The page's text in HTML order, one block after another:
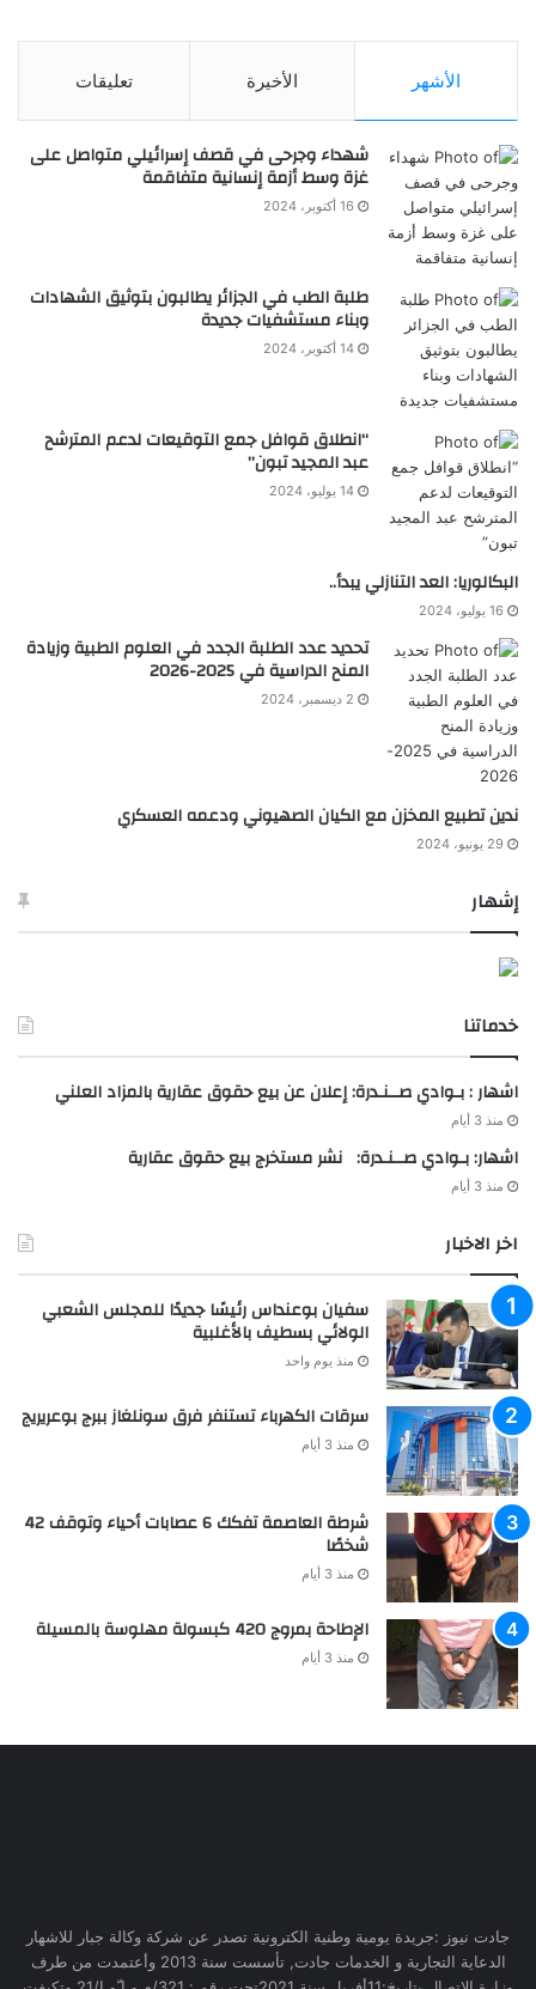
الأشهر الأخيرة تعليقات
شهداء وجرحى في قصف إسرائيلي متواصل على
غزة وسط أزمة إنسانية متفاقمة
16 أكتوبر، 2024
طلبة الطب في الجزائر يطالبون بتوثيق الشهادات
وبناء مستشفيات جديدة
14 أكتوبر، 2024
“انطلاق قوافل جمع التوقيعات لدعم المترشح
عبد المجيد تبون”
14 يوليو، 2024
البكالوريا: العد التنازلي يبدأ..
16 يوليو، 2024
تحديد عدد الطلبة الجدد في العلوم الطبية وزيادة
المنح الدراسية في 2025-2026
2 ديسمبر، 2024
ندين تطبيع المخزن مع الكيان الصهيوني ودعمه العسكري
29 يونيو، 2024
إشهار
خدماتنا
اشهار : بـوادي صــنـدرة: إعلان عن بيع حقوق عقارية بالمزاد العلني
منذ 3 أيام
اشهار: بـوادي صــنـدرة: نشر مستخرج بيع حقوق عقارية
منذ 3 أيام
اخر الاخبار
سفيان بوعنداس رئيسًا جديدًا للمجلس الشعبي
الولائي بسطيف بالأغلبية
منذ يوم واحد
سرقات الكهرباء تستنفر فرق سونلغاز ببرج بوعريريج
منذ 3 أيام
شرطة العاصمة تفكك 6 عصابات أحياء وتوقف 42
شخصًا
منذ 3 أيام
الإطاحة بمروج 420 كبسولة مهلوسة بالمسيلة
منذ 3 أيام
جادت نيوز :جريدة يومية وطنية الكترونية تصدر عن شركة وكالة جبار للاشهار
الدعاية التجارية و الخدمات جادت, تأسست سنة 2013 وأعتمدت من طرف